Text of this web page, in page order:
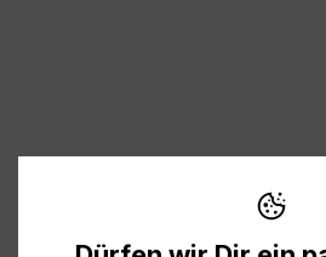
Preise inkl. MwSt. zzgl. Versandkosten